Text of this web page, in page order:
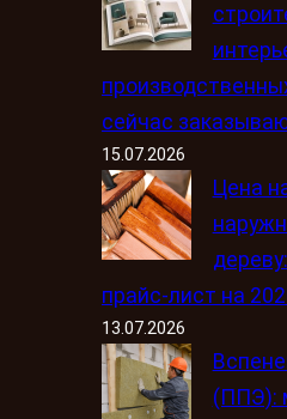
сейчас
15.07.2026
Цена
прайс-лист на
13.07.2026
(ППЭ):